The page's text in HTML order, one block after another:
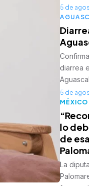
5 de
diarrea
5 de
MÉXICO
lo
de
La